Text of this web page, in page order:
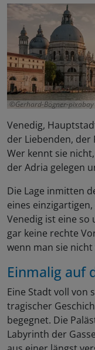
Gerhard-Bögner-pixabay
Venedig,
der Liebenden, der
Wer kennt sie
der Adria gelegen
Die Lage inmitten
eines
Venedig ist eine so
gar keine rechte
wenn man sie
Einmalig auf
Eine Stadt voll von
tragischer
begegnet. Die
Labyrinth der